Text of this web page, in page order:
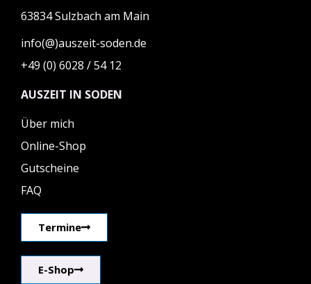
63834 Sulzbach am Main
info(@)auszeit-soden.de
+49 (0) 6028 / 54 12
AUSZEIT IN SODEN
Über mich
Online-Shop
Gutscheine
FAQ
Termine
E-Shop